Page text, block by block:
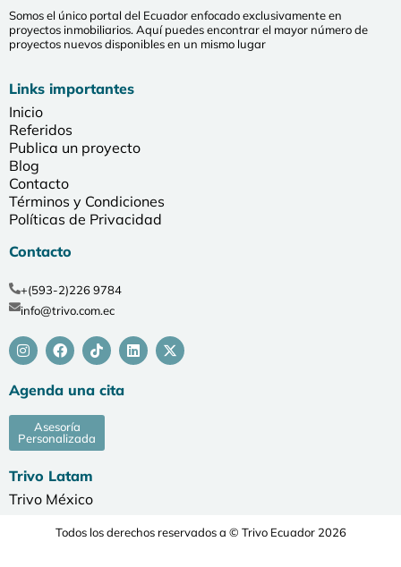
Somos el único portal del Ecuador enfocado exclusivamente en
proyectos inmobiliarios. Aquí puedes encontrar el mayor número de
proyectos nuevos disponibles en un mismo lugar
Links importantes
Inicio
Referidos
Publica un proyecto
Blog
Contacto
Términos y Condiciones
Políticas de Privacidad
Contacto
+(593-2)226 9784
info@trivo.com.ec
Agenda una cita
Asesoría
Personalizada
Trivo Latam
Trivo México
Todos los derechos reservados a © Trivo Ecuador 2026